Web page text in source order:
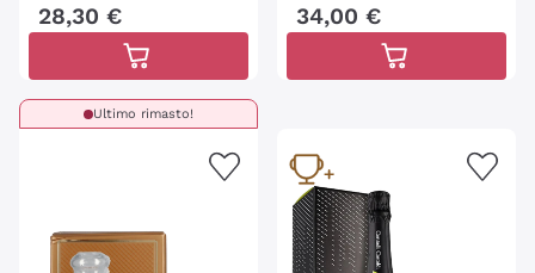
28,30 € 34,00 €
Ultimo rimasto!